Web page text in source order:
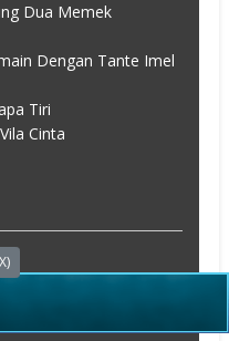
Dua Memek
Dengan Tante Imel
Tiri
Cinta